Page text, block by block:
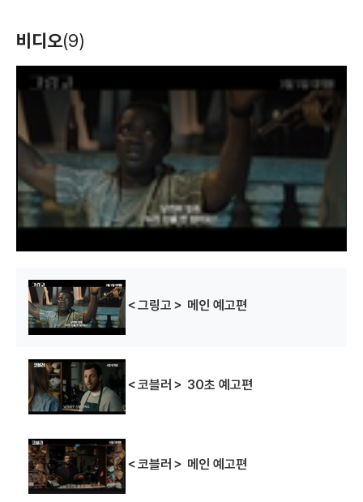
당신의 성자를
알아보는 방법
(2006)
배우(어린 로리)
당신의 성인을
알아보는 법
(2006)
배우(어린 로리)
비디오(9)
s
o
n
d
w
＜그링고＞ 메인 예고편
＜코블러＞ 30초 예고편
＜코블러＞ 메인 예고편